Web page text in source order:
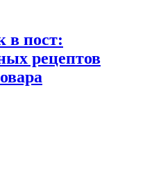
в пост:
рецептов